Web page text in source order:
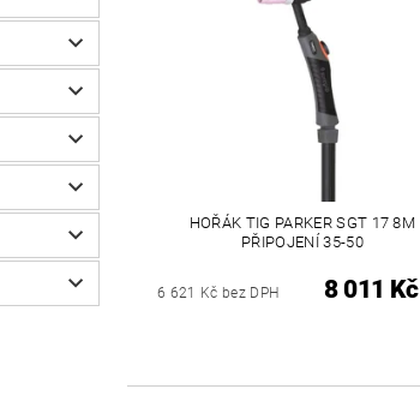
HOŘÁK TIG PARKER SGT 17 8M
PŘIPOJENÍ 35-50
6 621 Kč bez DPH 8 011 Kč